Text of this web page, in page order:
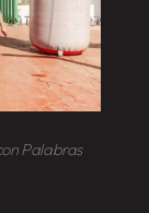
Palabras